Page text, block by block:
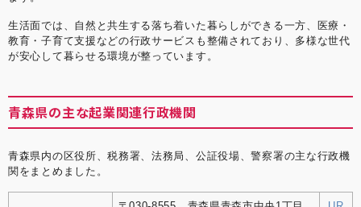
生活面では、自然と共生する落ち着いた暮らしができる一方、医療・
教育・子育て支援などの行政サービスも整備されており、多様な世代
が安心して暮らせる環境が整っています。
青森県の主な起業関連行政機関
青森県内の区役所、税務署、法務局、公証役場、警察署の主な行政機
関をまとめました。